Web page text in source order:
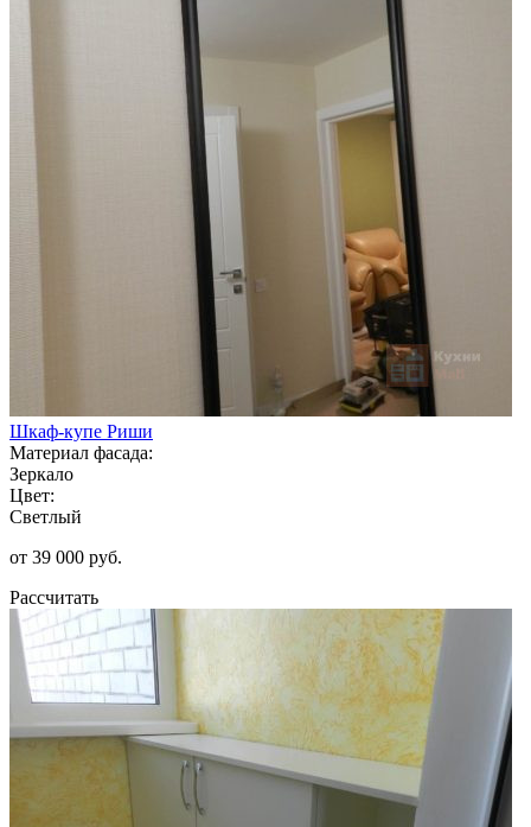
Шкаф-купе Риши
Материал фасада:
Зеркало
Цвет:
Светлый
от 39 000 руб.
Рассчитать